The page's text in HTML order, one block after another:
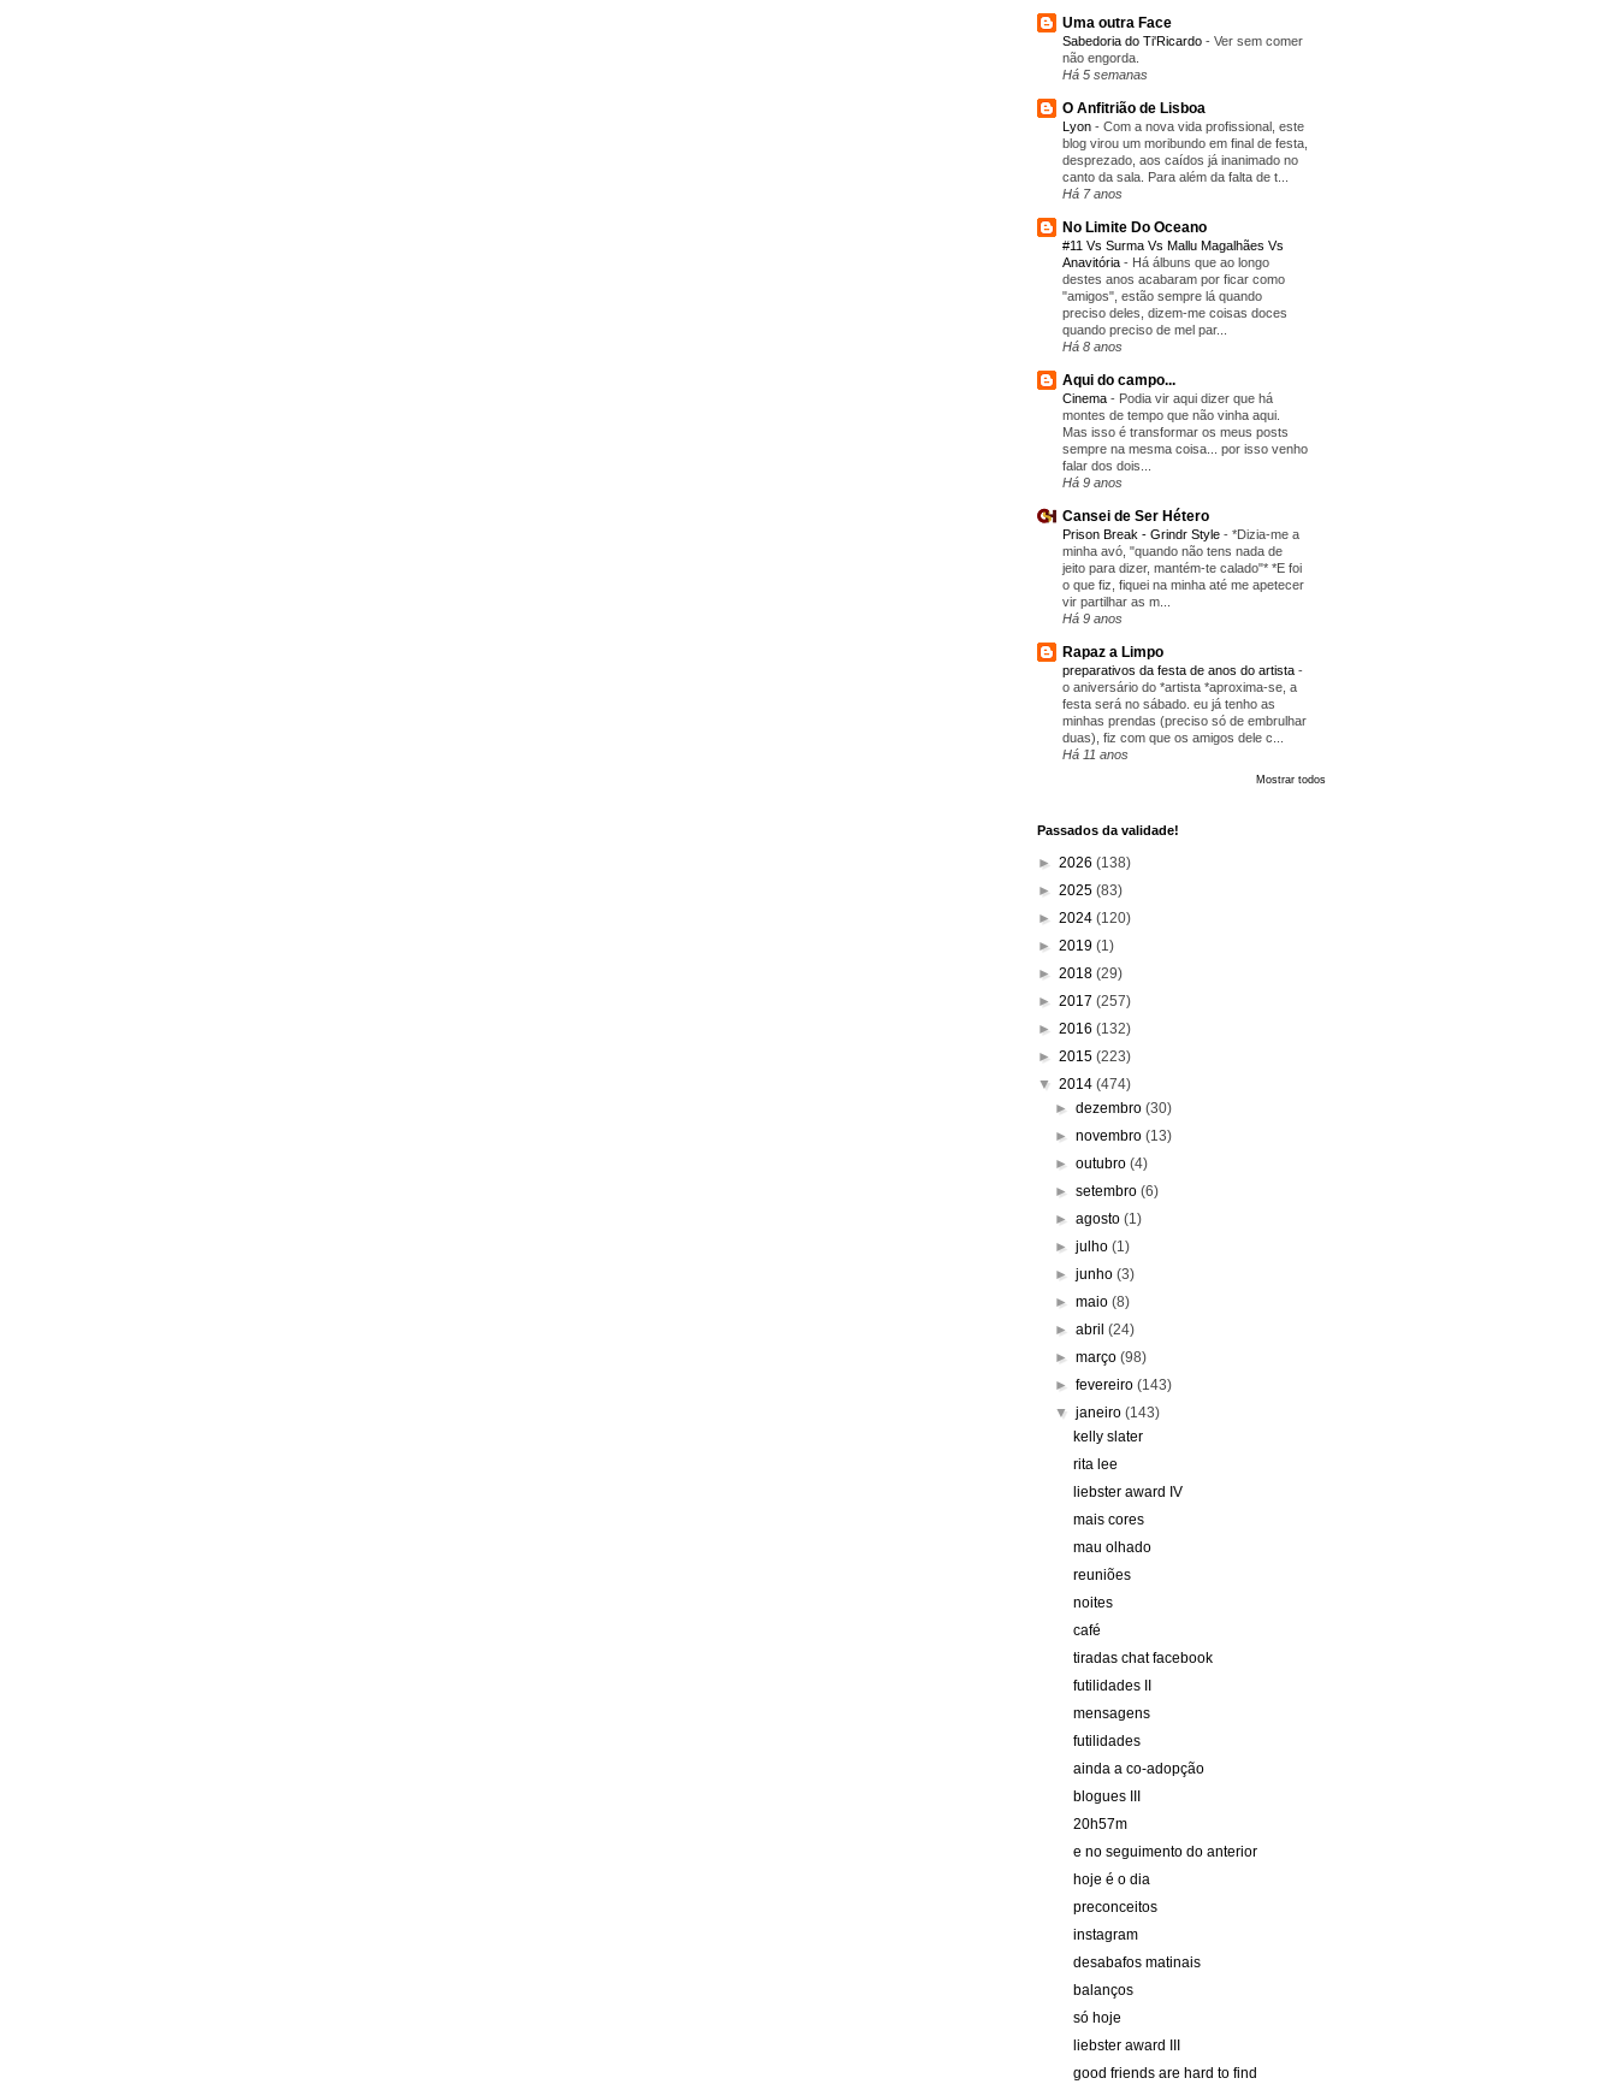
Uma outra Face
Sabedoria do Ti'Ricardo - Ver sem comer
não engorda.
Há 5 semanas
O Anfitrião de Lisboa
Lyon - Com a nova vida profissional, este
blog virou um moribundo em final de festa,
desprezado, aos caídos já inanimado no
canto da sala. Para além da falta de t...
Há 7 anos
No Limite Do Oceano
#11 Vs Surma Vs Mallu Magalhães Vs
Anavitória - Há álbuns que ao longo
destes anos acabaram por ficar como
"amigos", estão sempre lá quando
preciso deles, dizem-me coisas doces
quando preciso de mel par...
Há 8 anos
Aqui do campo...
Cinema - Podia vir aqui dizer que há
montes de tempo que não vinha aqui.
Mas isso é transformar os meus posts
sempre na mesma coisa... por isso venho
falar dos dois...
Há 9 anos
Cansei de Ser Hétero
Prison Break - Grindr Style - *Dizia-me a
minha avó, "quando não tens nada de
jeito para dizer, mantém-te calado"* *E foi
o que fiz, fiquei na minha até me apetecer
vir partilhar as m...
Há 9 anos
Rapaz a Limpo
preparativos da festa de anos do artista -
o aniversário do *artista *aproxima-se, a
festa será no sábado. eu já tenho as
minhas prendas (preciso só de embrulhar
duas), fiz com que os amigos dele c...
Há 11 anos
Mostrar todos
Passados da validade!
► 2026 (138)
► 2025 (83)
► 2024 (120)
► 2019 (1)
► 2018 (29)
► 2017 (257)
► 2016 (132)
► 2015 (223)
▼ 2014 (474)
►dezembro(30)
►novembro(13)
►outubro(4)
►setembro(6)
►agosto(1)
►julho(1)
►junho(3)
►maio(8)
►abril(24)
►março(98)
►fevereiro(143)
▼janeiro(143)
kelly slater
rita lee
liebster award IV
mais cores
mau olhado
reuniões
noites
café
tiradas chat facebook
futilidades II
mensagens
futilidades
ainda a co-adopção
blogues III
20h57m
e no seguimento do anterior
hoje é o dia
preconceitos
instagram
desabafos matinais
balanços
só hoje
liebster award III
good friends are hard to find